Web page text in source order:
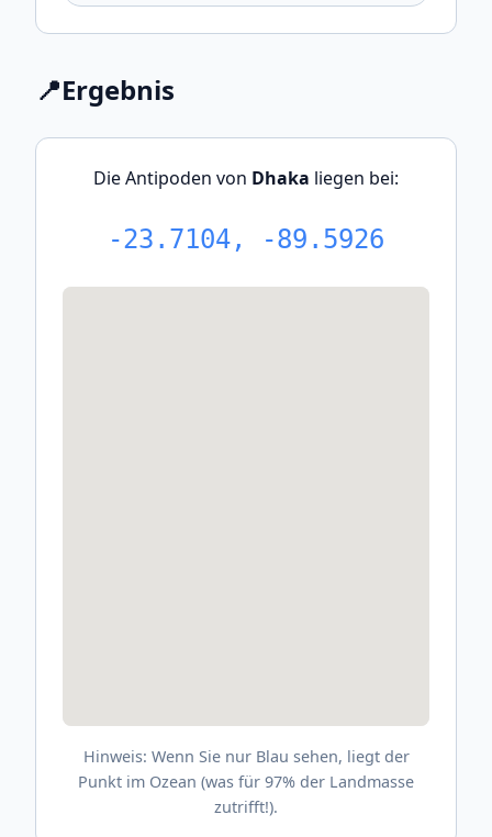
📍Ergebnis
Die Antipoden von Dhaka liegen bei:
-23.7104, -89.5926
Hinweis: Wenn Sie nur Blau sehen, liegt der
Punkt im Ozean (was für 97% der Landmasse
zutrifft!).